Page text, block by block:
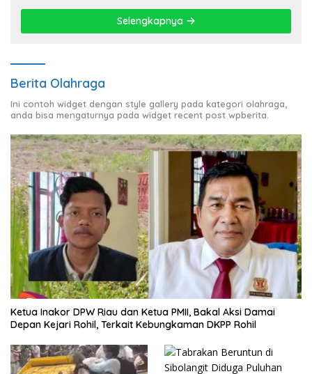
Selengkapnya
Berita Olahraga
Ini contoh widget dengan style gallery pada kategori olahraga,
anda bisa mengaturnya pada widget recent post wpberita.
Ketua Inakor DPW Riau dan Ketua PMII, Bakal Aksi Damai
Depan Kejari Rohil, Terkait Kebungkaman DKPP Rohil